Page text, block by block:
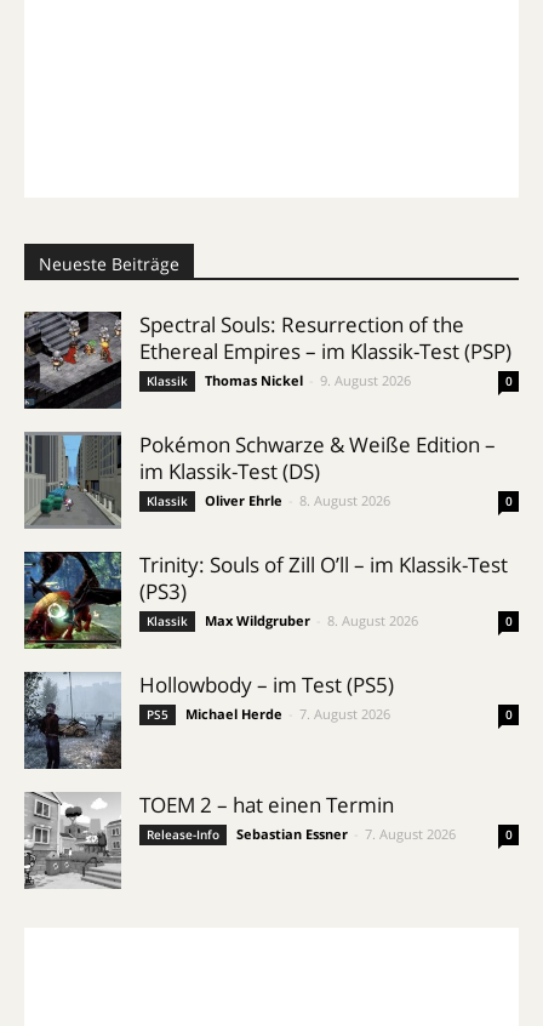
Neueste Beiträge
Spectral Souls: Resurrection of the
Ethereal Empires – im Klassik-Test (PSP)
Klassik Thomas Nickel 9. August 2026 0
Pokémon Schwarze & Weiße Edition –
im Klassik-Test (DS)
Klassik Oliver Ehrle 8. August 2026 0
Trinity: Souls of Zill O’ll – im Klassik-Test
(PS3)
Klassik Max Wildgruber 8. August 2026 0
Hollowbody – im Test (PS5)
PS5 Michael Herde 7. August 2026 0
TOEM 2 – hat einen Termin
Release-Info Sebastian Essner 7. August 2026 0